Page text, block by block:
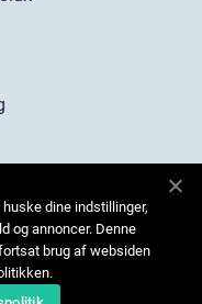
dine indstillinger,
og annoncer. Denne
brug af websiden